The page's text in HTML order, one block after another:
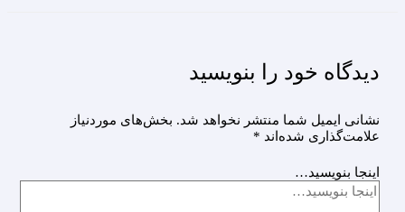
دیدگاه‌ خود را بنویسید
نشانی ایمیل شما منتشر نخواهد شد. بخش‌های موردنیاز
علامت‌گذاری شده‌اند *
اینجا بنویسید…